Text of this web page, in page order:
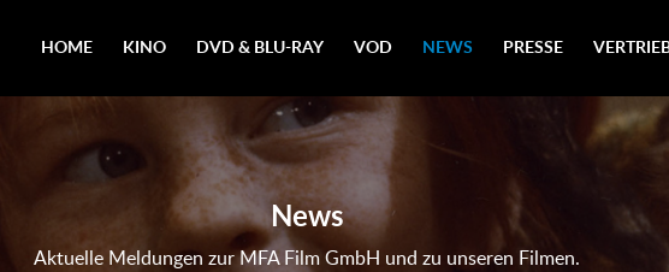
HOME KINO DVD & BLU-RAY VOD NEWS PRESSE
News
Aktuelle Meldungen zur MFA Film GmbH und zu unseren Filmen.